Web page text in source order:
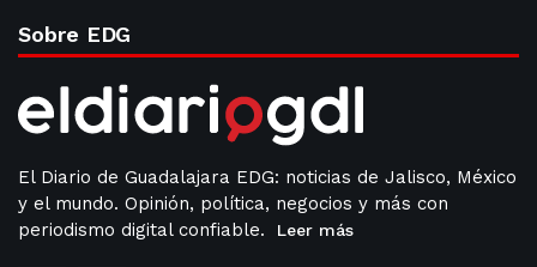
Sobre EDG
El Diario de Guadalajara EDG: noticias de Jalisco, México
y el mundo. Opinión, política, negocios y más con
periodismo digital confiable.
Leer más